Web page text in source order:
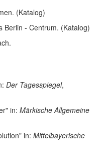
(Katalog)
Berlin - Centrum. (Katalog)
Der Tagesspiegel,
in: Märkische Allgemeine
in: Mittelbayerische